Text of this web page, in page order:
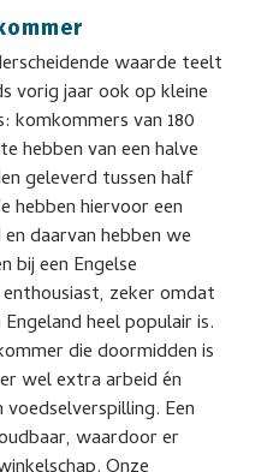
waarde teelt
vorig jaar ook op kleine
komkommers van 180
hebben van een halve
geleverd tussen half
hebben hiervoor een
daarvan hebben we
bij een Engelse
zeker omdat
heel populair is.
die doormidden is
wel extra arbeid én
Een
waardoor er